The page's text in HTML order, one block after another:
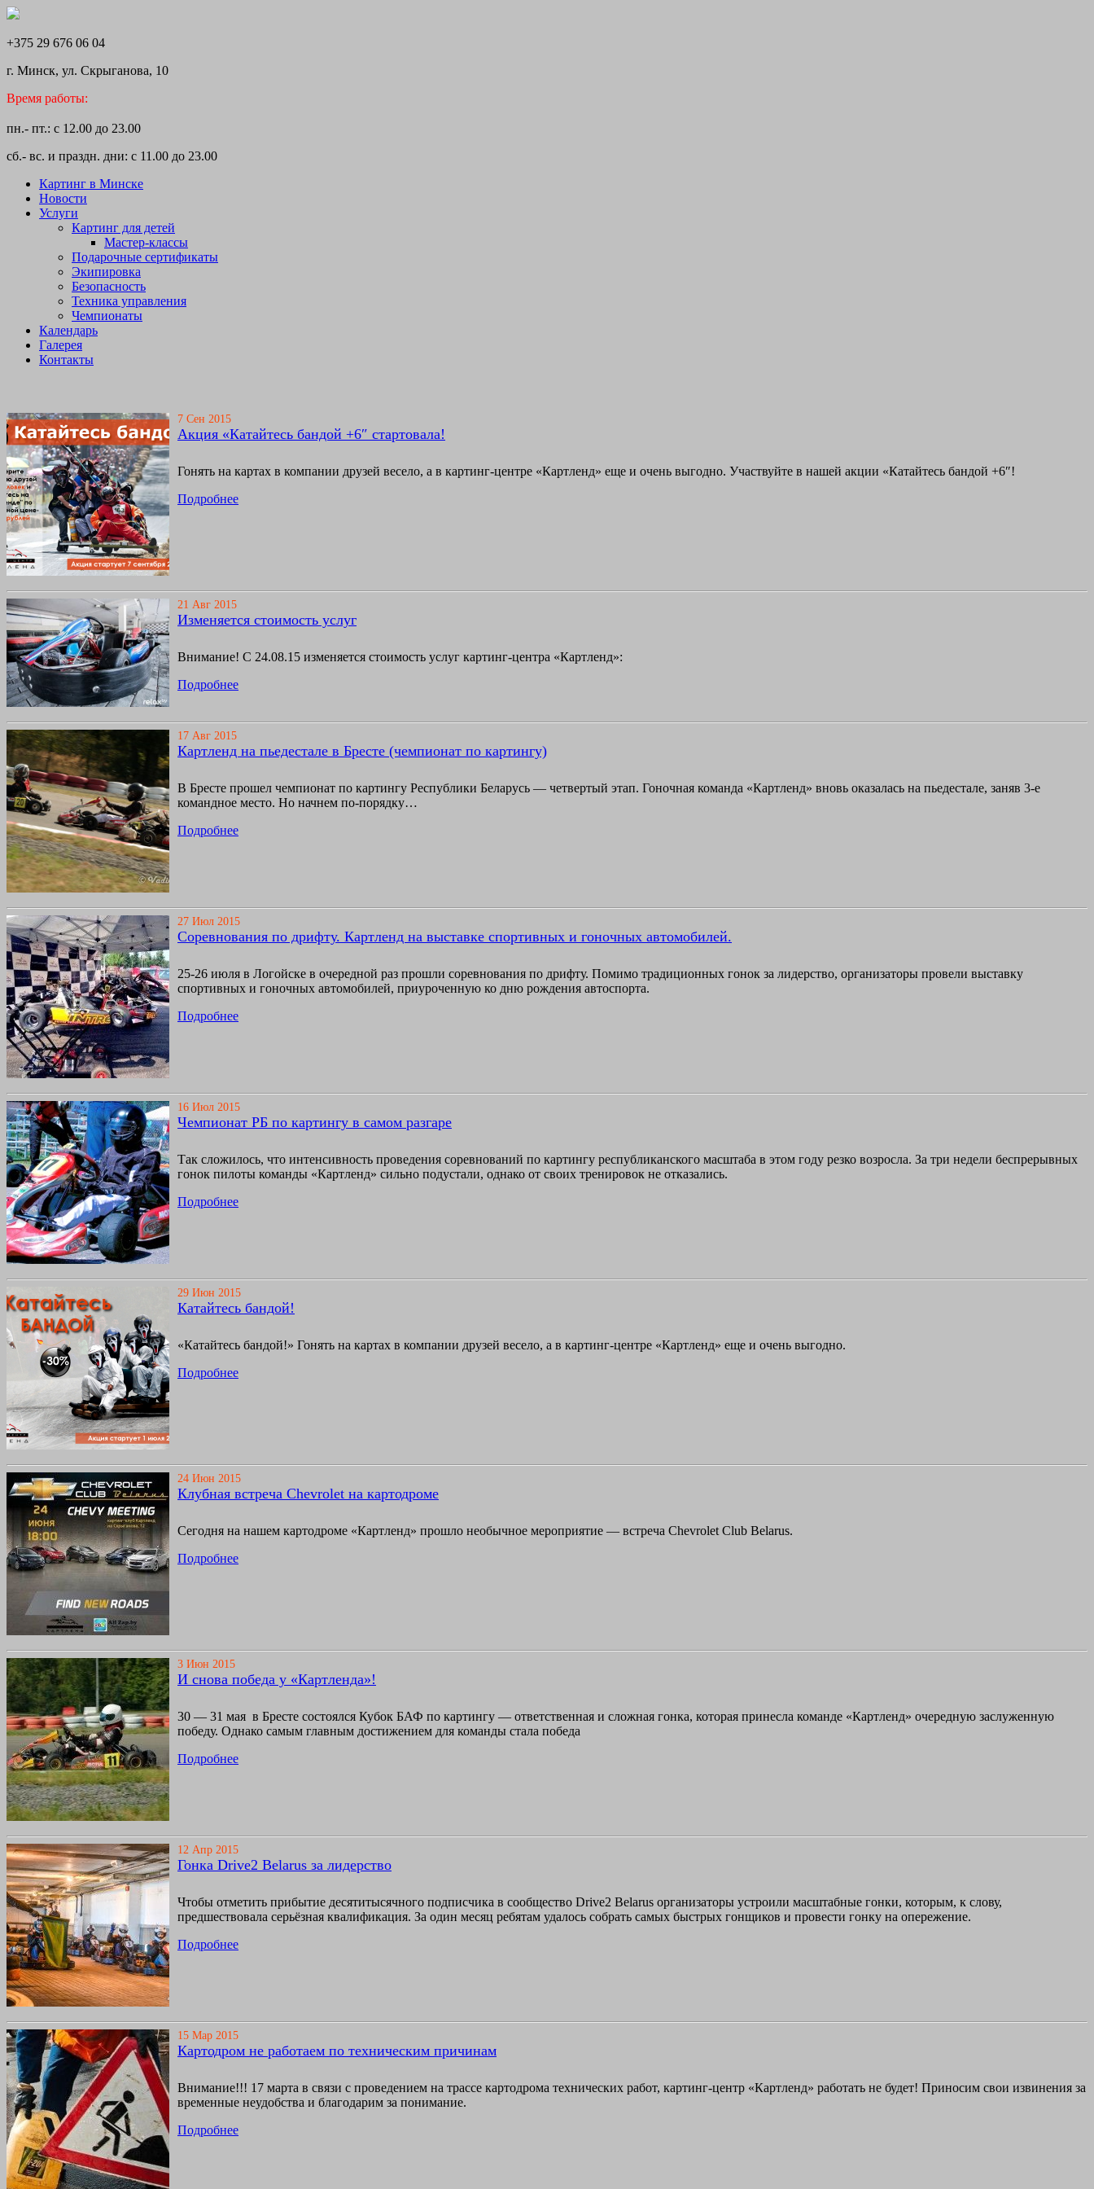
+375 29 676 06 04
г. Минск, ул. Скрыганова, 10
Время работы:
пн.- пт.: с 12.00 до 23.00
сб.- вс. и праздн. дни: с 11.00 до 23.00
Картинг в Минске
Новости
Услуги
Картинг для детей
Мастер-классы
Подарочные сертификаты
Экипировка
Безопасность
Техника управления
Чемпионаты
Календарь
Галерея
Контакты
7 Сен 2015
Акция «Катайтесь бандой +6″ стартовала!
Гонять на картах в компании друзей весело, а в картинг-центре «Картленд» еще и очень выгодно. Участвуйте в нашей акции «Катайтесь бандой +6″!
Подробнее
21 Авг 2015
Изменяется стоимость услуг
Внимание! С 24.08.15 изменяется стоимость услуг картинг-центра «Картленд»:
Подробнее
17 Авг 2015
Картленд на пьедестале в Бресте (чемпионат по картингу)
В Бресте прошел чемпионат по картингу Республики Беларусь — четвертый этап. Гоночная команда «Картленд» вновь оказалась на пьедестале, заняв 3-е
командное место. Но начнем по-порядку…
Подробнее
27 Июл 2015
Соревнования по дрифту. Картленд на выставке спортивных и гоночных автомобилей.
25-26 июля в Логойске в очередной раз прошли соревнования по дрифту. Помимо традиционных гонок за лидерство, организаторы провели выставку
спортивных и гоночных автомобилей, приуроченную ко дню рождения автоспорта.
Подробнее
16 Июл 2015
Чемпионат РБ по картингу в самом разгаре
Так сложилось, что интенсивность проведения соревнований по картингу республиканского масштаба в этом году резко возросла. За три недели беспрерывных
гонок пилоты команды «Картленд» сильно подустали, однако от своих тренировок не отказались.
Подробнее
29 Июн 2015
Катайтесь бандой!
«Катайтесь бандой!» Гонять на картах в компании друзей весело, а в картинг-центре «Картленд» еще и очень выгодно.
Подробнее
24 Июн 2015
Клубная встреча Chevrolet на картодроме
Сегодня на нашем картодроме «Картленд» прошло необычное мероприятие — встреча Chevrolet Club Belarus.
Подробнее
3 Июн 2015
И снова победа у «Картленда»!
30 — 31 мая в Бресте состоялся Кубок БАФ по картингу — ответственная и сложная гонка, которая принесла команде «Картленд» очередную заслуженную
победу. Однако самым главным достижением для команды стала победа
Подробнее
12 Апр 2015
Гонка Drive2 Belarus за лидерство
Чтобы отметить прибытие десятитысячного подписчика в сообщество Drive2 Belarus организаторы устроили масштабные гонки, которым, к слову,
предшествовала серьёзная квалификация. За один месяц ребятам удалось собрать самых быстрых гонщиков и провести гонку на опережение.
Подробнее
15 Мар 2015
Картодром не работаем по техническим причинам
Внимание!!! 17 марта в связи с проведением на трассе картодрома технических работ, картинг-центр «Картленд» работать не будет! Приносим свои извинения за
временные неудобства и благодарим за понимание.
Подробнее